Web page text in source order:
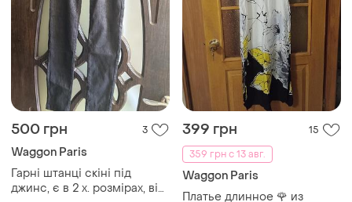
500 грн 3
Waggon Paris
Гарні штанці скіні під
джинс, є в 2 х. розмірах, від
399 грн
15
359 грн с 13 авг.
Waggon Paris
Платье длинное 🌹 из